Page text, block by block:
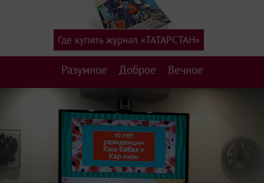
Разумное Доброе Вечное
Где купить журнал «ТАТАРСТАН»